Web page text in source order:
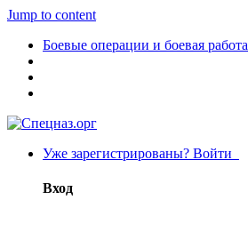
Jump to content
Боевые операции и боевая работа
Уже зарегистрированы? Войти
Вход